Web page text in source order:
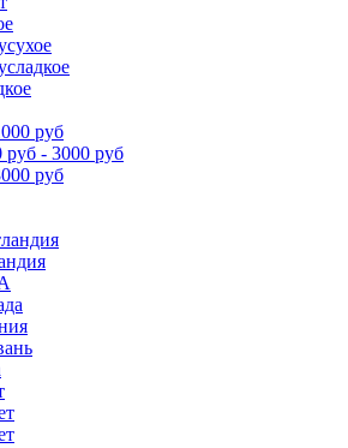
руб
руб - 3000 руб
руб